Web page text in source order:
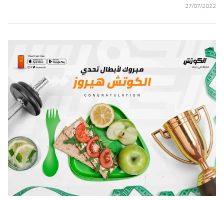
27/07/2022